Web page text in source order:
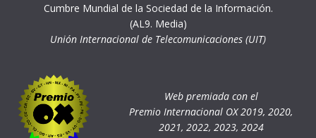
Cumbre Mundial de la Sociedad de la Información.
(AL9. Media)
Unión Internacional de Telecomunicaciones (UIT)
Web premiada con el
Premio Internacional OX 2019, 2020,
2021, 2022, 2023, 2024